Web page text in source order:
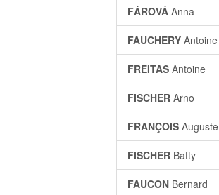
FÁROVÁ Anna
FAUCHERY Antoine
FREITAS Antoine
FISCHER Arno
FRANÇOIS Auguste
FISCHER Batty
FAUCON Bernard